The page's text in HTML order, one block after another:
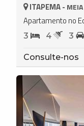
ITAPEMA -
Apartamento no
3 4 3
Consulte-nos